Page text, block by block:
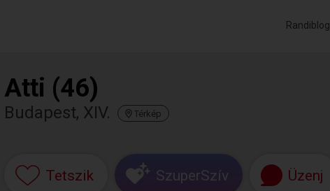
Randiblog
Atti (46)
Budapest, XIV. Térkép
Tetszik SzuperSzív Üzenj